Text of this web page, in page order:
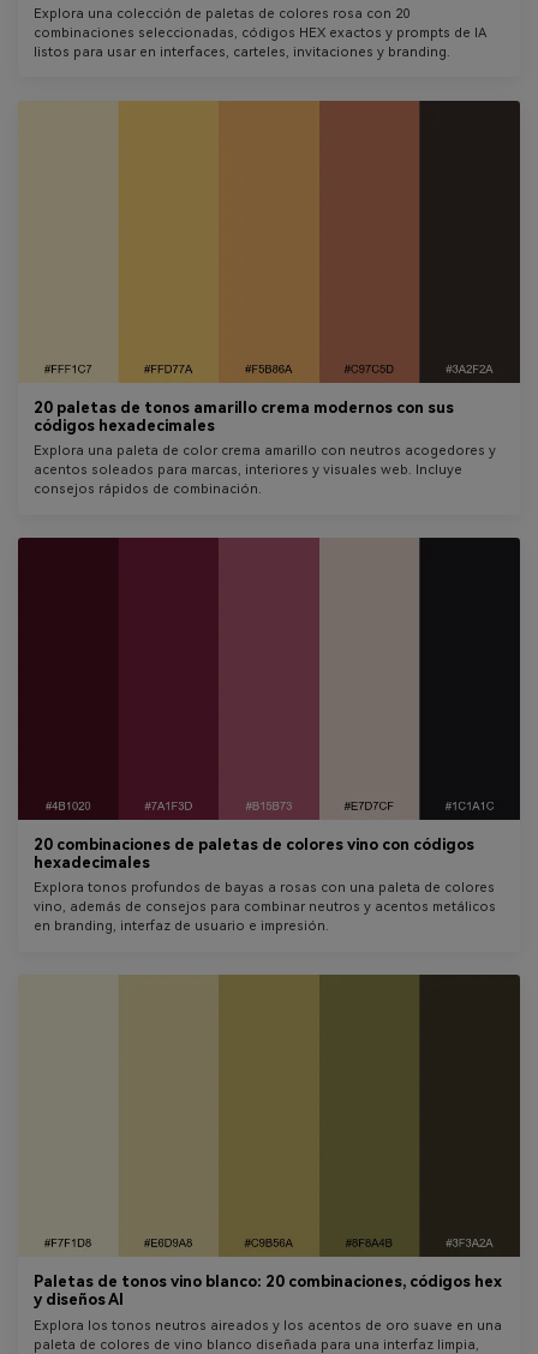
Explora una colección de paletas de colores rosa con 20
combinaciones seleccionadas, códigos HEX exactos y prompts de IA
listos para usar en interfaces, carteles, invitaciones y branding.
20 paletas de tonos amarillo crema modernos con sus
códigos hexadecimales
Explora una paleta de color crema amarillo con neutros acogedores y
acentos soleados para marcas, interiores y visuales web. Incluye
consejos rápidos de combinación.
20 combinaciones de paletas de colores vino con códigos
hexadecimales
Explora tonos profundos de bayas a rosas con una paleta de colores
vino, además de consejos para combinar neutros y acentos metálicos
en branding, interfaz de usuario e impresión.
Paletas de tonos vino blanco: 20 combinaciones, códigos hex
y diseños AI
Explora los tonos neutros aireados y los acentos de oro suave en una
paleta de colores de vino blanco diseñada para una interfaz limpia,